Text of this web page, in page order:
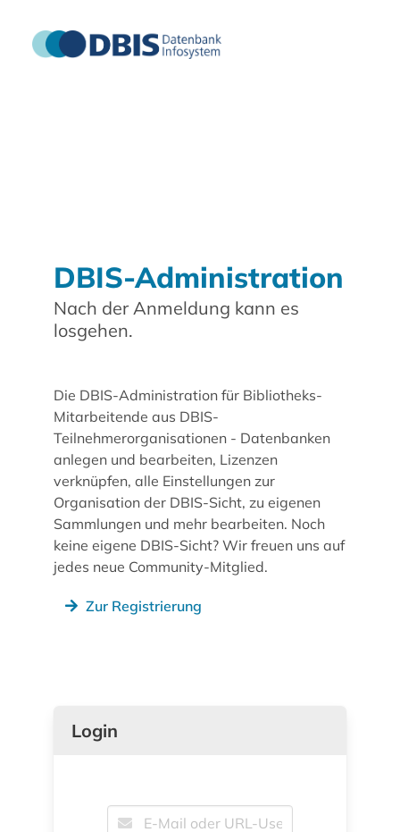
DBIS-Administration
Nach der Anmeldung kann es
losgehen.
Die DBIS-Administration für Bibliotheks-
Mitarbeitende aus DBIS-
Teilnehmerorganisationen - Datenbanken
anlegen und bearbeiten, Lizenzen
verknüpfen, alle Einstellungen zur
Organisation der DBIS-Sicht, zu eigenen
Sammlungen und mehr bearbeiten. Noch
keine eigene DBIS-Sicht? Wir freuen uns auf
jedes neue Community-Mitglied.
Zur Registrierung
Login